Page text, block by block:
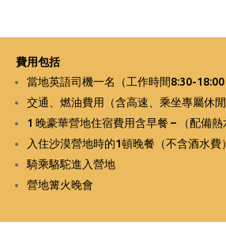
費用包括
當地英語司機一名
（工作時間8:30-18:00
交通、燃油費用（含高速、乘坐專屬休閒
1 晚豪華營地住宿費用含早餐 – （配備
入住沙漠營地時的1頓晚餐（不含酒水費）
騎乘駱駝進入營地
營地篝火晚會